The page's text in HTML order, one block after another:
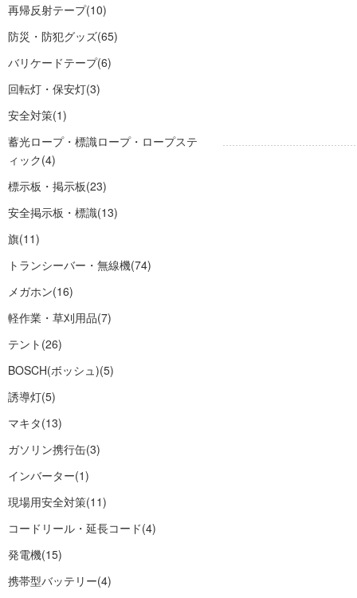
再帰反射テープ(10)
防災・防犯グッズ(65)
バリケードテープ(6)
回転灯・保安灯(3)
安全対策(1)
蓄光ロープ・標識ロープ・ロープステ
ィック(4)
標示板・掲示板(23)
安全掲示板・標識(13)
旗(11)
トランシーバー・無線機(74)
メガホン(16)
軽作業・草刈用品(7)
テント (26)
BOSCH(ボッシュ)(5)
誘導灯(5)
マキタ(13)
ガソリン携行缶(3)
インバーター(1)
現場用安全対策(11)
コードリール・延長コード(4)
発電機(15)
携帯型バッテリー(4)